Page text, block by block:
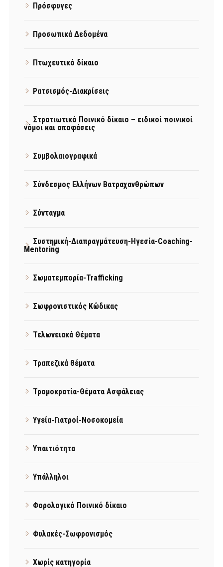
Πρόσφυγες
Προσωπικά Δεδομένα
Πτωχευτικό δίκαιο
Ρατσισμός-Διακρίσεις
Στρατιωτικό Ποινικό δίκαιο – ειδικοί ποινικοί
νόμοι και αποφάσεις
Συμβολαιογραφικά
Σύνδεσμος Ελλήνων Βατραχανθρώπων
Σύνταγμα
Συστημική-Διαπραγμάτευση-Ηγεσία-Coaching-
Mentoring
Σωματεμπορία-Trafficking
Σωφρονιστικός Κώδικας
Τελωνειακά Θέματα
Τραπεζικά θέματα
Τρομοκρατία-Θέματα Ασφάλειας
Υγεία-Γιατροί-Νοσοκομεία
Υπαιτιότητα
Υπάλληλοι
Φορολογικό Ποινικό δίκαιο
Φυλακές-Σωφρονισμός
Χωρίς κατηγορία